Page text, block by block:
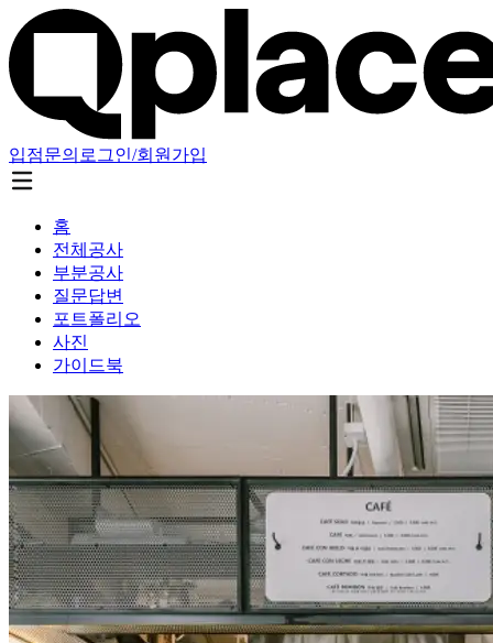
입점문의 로그인/회원가입
홈
전체공사
부분공사
질문답변
포트폴리오
사진
가이드북